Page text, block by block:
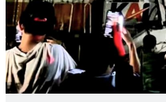
No Result
View All Result